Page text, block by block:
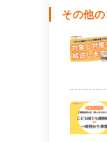
その他